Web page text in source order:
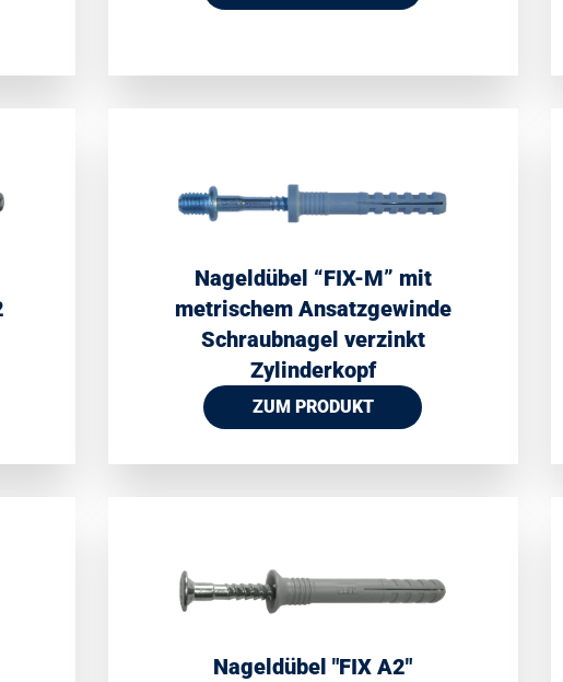
Nageldübel “FIX-M” mit
metrischem Ansatzgewinde
Schraubnagel verzinkt
Zylinderkopf
ZUM PRODUKT
Nageldübel ″FIX A2″